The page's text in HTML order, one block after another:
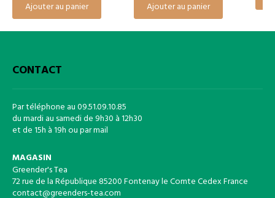
Ajouter au panier
Ajouter au panier
CONTACT
Par téléphone au 09.51.09.10.85
du mardi au samedi de 9h30 à 12h30
et de 15h à 19h ou par mail
MAGASIN
Greender's Tea
72 rue de la République 85200 Fontenay le Comte Cedex France
contact@greenders-tea.com